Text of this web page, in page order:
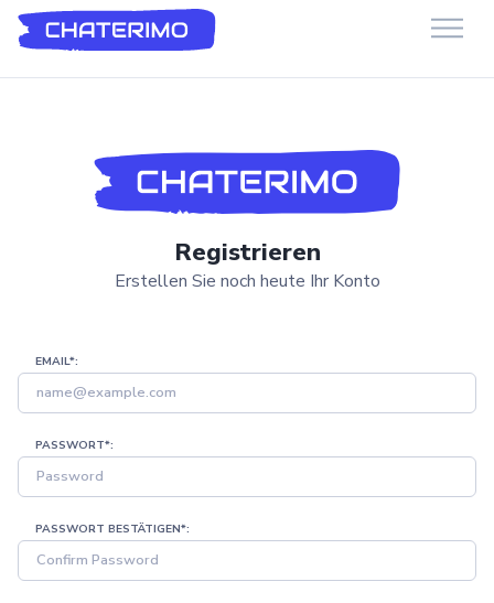
Registrieren
Erstellen Sie noch heute Ihr Konto
EMAIL*:
PASSWORT*:
PASSWORT BESTÄTIGEN*:
Chaterimo HelpDesk